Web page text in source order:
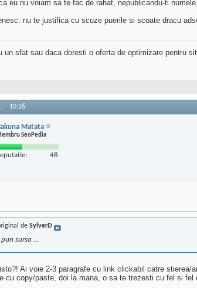
eu nu voiam sa te fac de rahat, nepublicandu-ti
nu te justifica cu scuze puerile si scoate dracu
un sfat sau daca doresti o oferta de optimizare pentru
10:26
Matata
SeoPedia
48
de SylverD
sursa ...
Ai voie 2-3 paragrafe cu link clickabil catre
cu copy/paste, doi la mana, o sa te trezesti cu fel si